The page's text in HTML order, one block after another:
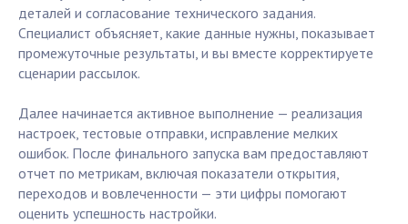
деталей и согласование технического задания.
Специалист объясняет, какие данные нужны, показывает
промежуточные результаты, и вы вместе корректируете
сценарии рассылок.
Далее начинается активное выполнение — реализация
настроек, тестовые отправки, исправление мелких
ошибок. После финального запуска вам предоставляют
отчет по метрикам, включая показатели открытия,
переходов и вовлеченности — эти цифры помогают
оценить успешность настройки.